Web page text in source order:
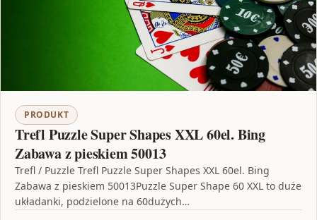
PRODUKT
Trefl Puzzle Super Shapes XXL 60el. Bing
Zabawa z pieskiem 50013
Trefl / Puzzle Trefl Puzzle Super Shapes XXL 60el. Bing
Zabawa z pieskiem 50013Puzzle Super Shape 60 XXL to duże
układanki, podzielone na 60dużych…